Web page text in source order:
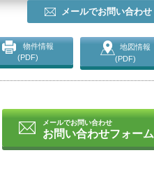
メールでお問い合わせ
物件情報
(PDF)
地図情報
(PDF)
メールでお問い合わせ
お問い合わせフォーム